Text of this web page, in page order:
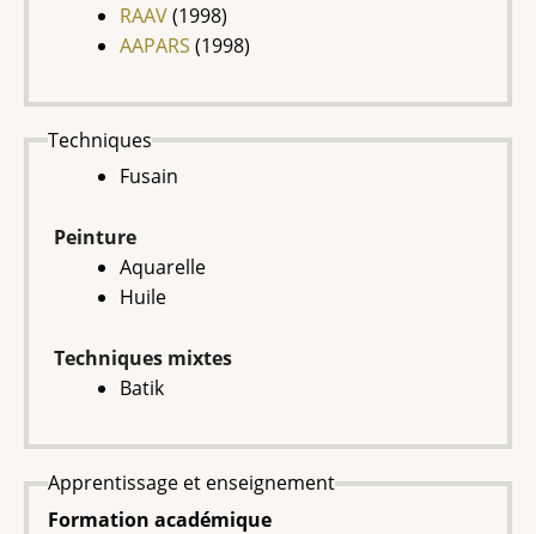
RAAV(1998)
AAPARS (1998)
Techniques
Fusain
Peinture
Aquarelle
Huile
Techniques mixtes
Batik
Apprentissage et enseignement
Formation académique